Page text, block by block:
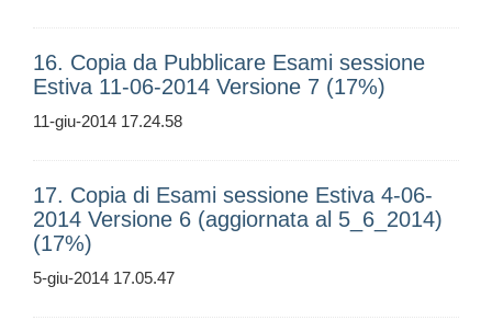
16. Copia da Pubblicare Esami sessione
Estiva 11-06-2014 Versione 7 (17%)
11-giu-2014 17.24.58
17. Copia di Esami sessione Estiva 4-06-
2014 Versione 6 (aggiornata al 5_6_2014)
(17%)
5-giu-2014 17.05.47